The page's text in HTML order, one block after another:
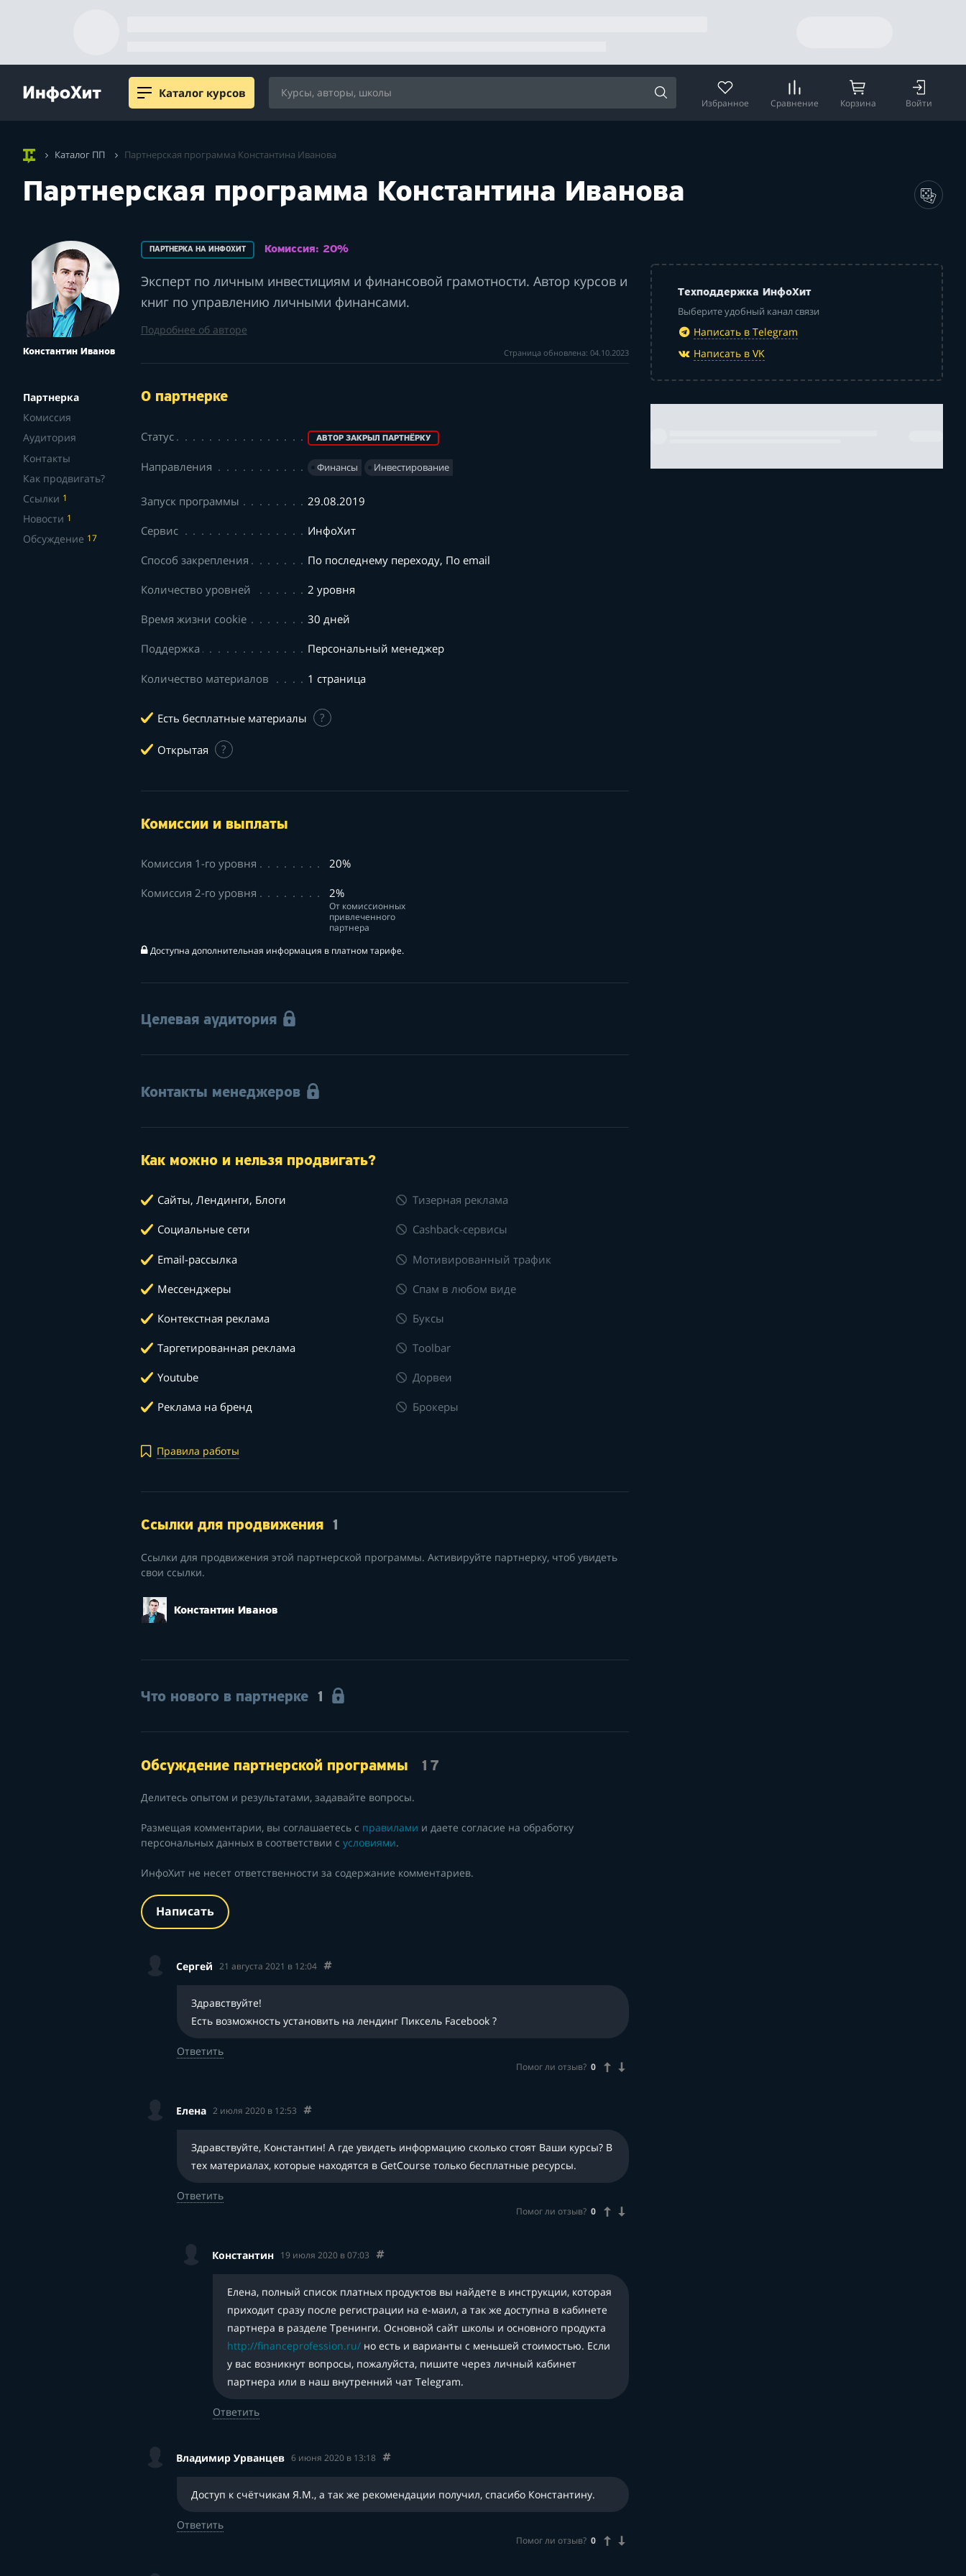
Каталог курсов
Избранное Сравнение Корзина Войти
Каталог ПП Партнерская программа Константина Иванова
Партнерская программа Константина Иванова
Константин Иванов
Партнерка
Комиссия
Аудитория
Контакты
Как продвигать?
Ссылки 1
Новости 1
Обсуждение 17
ПАРТНЕРКА НА ИНФОХИТ Комиссия: 20%
Эксперт по личным инвестициям и финансовой грамотности. Автор курсов и
книг по управлению личными финансами.
Подробнее об авторе
Страница обновлена: 04.10.2023
О партнерке
Статус АВТОР ЗАКРЫЛ ПАРТНЁРКУ
Направления Финансы Инвестирование
Запуск программы 29.08.2019
Сервис ИнфоХит
Способ закрепления По последнему переходу, По email
Количество уровней 2 уровня
Время жизни cookie 30 дней
Поддержка Персональный менеджер
Количество материалов 1 страница
Есть бесплатные материалы ?
Открытая ?
Комиссии и выплаты
Комиссия 1-го уровня 20%
Комиссия 2-го уровня 2%
От комиссионных
привлеченного
партнера
Доступна дополнительная информация в платном тарифе.
Целевая аудитория
Контакты менеджеров
Как можно и нельзя продвигать?
Сайты, Лендинги, Блоги
Социальные сети
Email-рассылка
Мессенджеры
Контекстная реклама
Таргетированная реклама
Youtube
Реклама на бренд
Тизерная реклама
Cashback-сервисы
Мотивированный трафик
Спам в любом виде
Буксы
Toolbar
Дорвеи
Брокеры
Правила работы
Ссылки для продвижения 1
Ссылки для продвижения этой партнерской программы. Активируйте партнерку, чтоб увидеть
свои ссылки.
Константин Иванов
Что нового в партнерке 1
Обсуждение партнерской программы 17
Делитесь опытом и результатами, задавайте вопросы.
Размещая комментарии, вы соглашаетесь с правилами и даете согласие на обработку
персональных данных в соответствии с условиями.
ИнфоХит не несет ответственности за содержание комментариев.
Написать
Сергей 21 августа 2021 в 12:04
Здравствуйте!
Есть возможность установить на лендинг Пиксель Facebook ?
Ответить
Помог ли отзыв? 0
Елена 2 июля 2020 в 12:53
Здравствуйте, Константин! А где увидеть информацию сколько стоят Ваши курсы? В
тех материалах, которые находятся в GetCourse только бесплатные ресурсы.
Ответить
Помог ли отзыв? 0
Константин 19 июля 2020 в 07:03
Елена, полный список платных продуктов вы найдете в инструкции, которая
приходит сразу после регистрации на е-маил, а так же доступна в кабинете
партнера в разделе Тренинги. Основной сайт школы и основного продукта
http://financeprofession.ru/но есть и варианты с меньшей стоимостью. Если
у вас возникнут вопросы, пожалуйста, пишите через личный кабинет
партнера или в наш внутренний чат Telegram.
Ответить
Владимир Урванцев 6 июня 2020 в 13:18
Доступ к счётчикам Я.М., а так же рекомендации получил, спасибо Константину.
Ответить
Помог ли отзыв? 0
Техподдержка ИнфоХит
Выберите удобный канал связи
Написать в Telegram
Написать в VK